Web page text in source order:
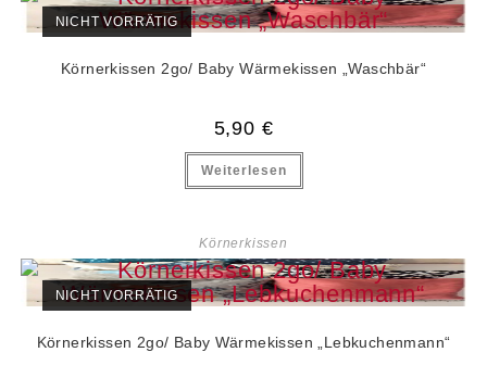
NICHT VORRÄTIG
Körnerkissen 2go/ Baby Wärmekissen „Waschbär“
5,90 €
Weiterlesen
Körnerkissen
NICHT VORRÄTIG
Körnerkissen 2go/ Baby Wärmekissen „Lebkuchenmann“